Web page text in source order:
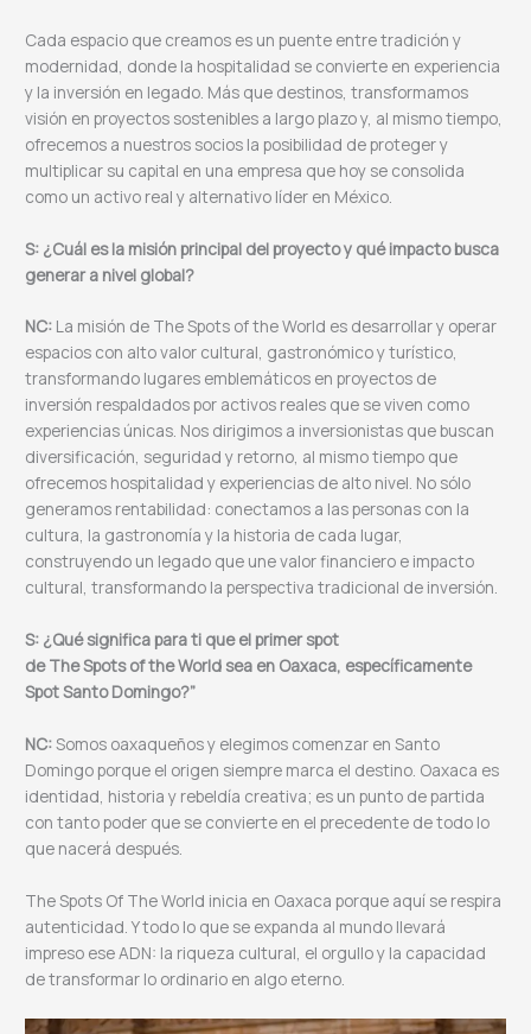
Cada espacio que creamos es un puente entre tradición y
modernidad, donde la hospitalidad se convierte en experiencia
y la inversión en legado. Más que destinos, transformamos
visión en proyectos sostenibles a largo plazo y, al mismo tiempo,
ofrecemos a nuestros socios la posibilidad de proteger y
multiplicar su capital en una empresa que hoy se consolida
como un activo real y alternativo líder en México.
S: ¿Cuál es la misión principal del proyecto y qué impacto busca
generar a nivel global?
NC: La misión de The Spots of the World es desarrollar y operar
espacios con alto valor cultural, gastronómico y turístico,
transformando lugares emblemáticos en proyectos de
inversión respaldados por activos reales que se viven como
experiencias únicas. Nos dirigimos a inversionistas que buscan
diversificación, seguridad y retorno, al mismo tiempo que
ofrecemos hospitalidad y experiencias de alto nivel. No sólo
generamos rentabilidad: conectamos a las personas con la
cultura, la gastronomía y la historia de cada lugar,
construyendo un legado que une valor financiero e impacto
cultural, transformando la perspectiva tradicional de inversión.
S: ¿Qué significa para ti que el primer spot
de The Spots of the World sea en Oaxaca, específicamente
Spot Santo Domingo?”
NC:Somos oaxaqueños y elegimos comenzar en Santo
Domingo porque el origen siempre marca el destino. Oaxaca es
identidad, historia y rebeldía creativa; es un punto de partida
con tanto poder que se convierte en el precedente de todo lo
que nacerá después.
The Spots Of The World inicia en Oaxaca porque aquí se respira
autenticidad. Y todo lo que se expanda al mundo llevará
impreso ese ADN: la riqueza cultural, el orgullo y la capacidad
de transformar lo ordinario en algo eterno.